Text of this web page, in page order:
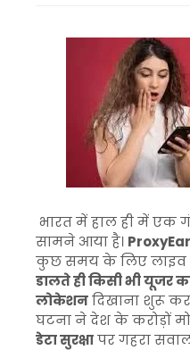
भारत में हाल ही में एक
सामने आया है।
कुछ समय के लिए लाइव
डालते ही किसी भी यूजर
लोकेशनदिखाना शुरू कर
घटना ने देश के करोड़ों
डेटा सुरक्षापर गहरा